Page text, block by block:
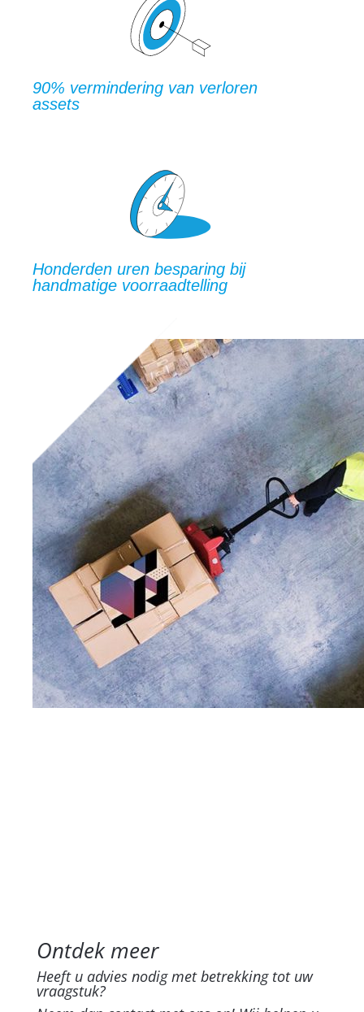
90% vermindering van verloren
assets
Honderden uren besparing bij
handmatige voorraadtelling
Ontdek meer
Heeft u advies nodig met betrekking tot uw
vraagstuk?